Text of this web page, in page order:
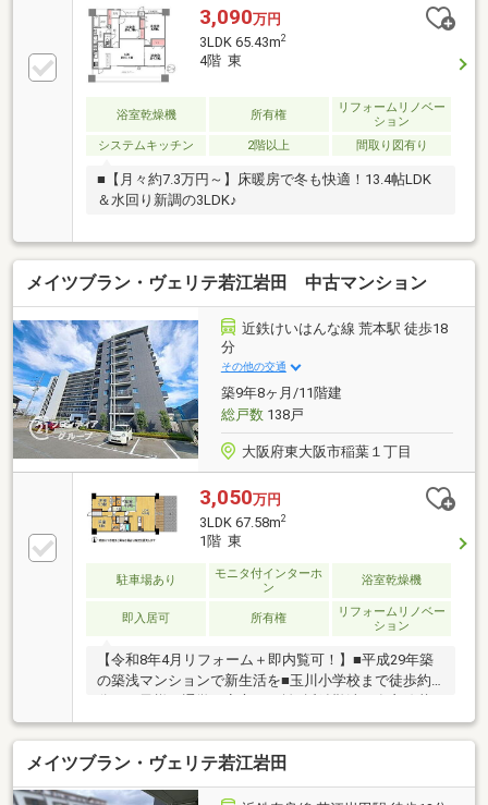
3,090万円
3LDK 65.43m2
4階 東
浴室乾燥機 所有権
リフォームリノベー
ション
システムキッチン
2階以上 間取り図有り
■【月々約7.3万円～】床暖房で冬も快適！13.4帖LDK
＆水回り新調の3LDK♪
メイツブラン・ヴェリテ若江岩田 中古マンション
近鉄けいはんな線 荒本駅 徒歩18
分
その他の交通
築9年8ヶ月/11階建
総戸数138戸
大阪府東大阪市稲葉１丁目
3,050万円
3LDK 67.58m2
1階 東
駐車場あり
モニタ付インターホ
ン
浴室乾燥機
即入居可 所有権
リフォームリノベー
ション
【令和8年4月リフォーム＋即内覧可！】■平成29年築
の築浅マンションで新生活を■玉川小学校まで徒歩約6
分でお子様の通学に安心の距離■近鉄難波・奈良線若
江岩田駅徒歩約13分の好立地
メイツブラン・ヴェリテ若江岩田